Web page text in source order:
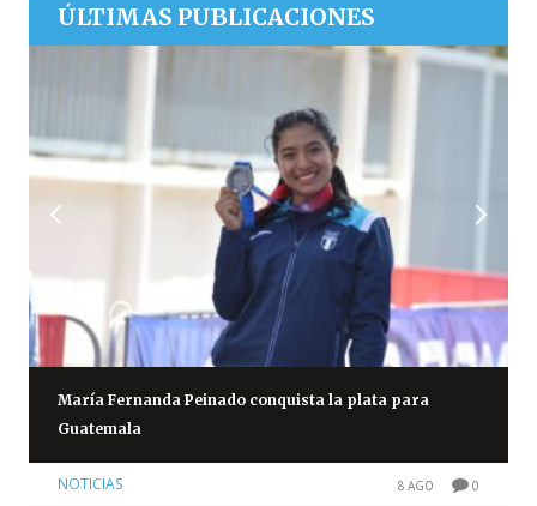
ÚLTIMAS PUBLICACIONES
María Fernanda Peinado conquista la plata para
Guatemala
NOTICIAS 8 AGO 0